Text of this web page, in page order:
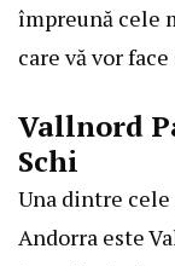
împreună cele
care vă vor
Vallnord
Schi
Una dintre
Andorra este